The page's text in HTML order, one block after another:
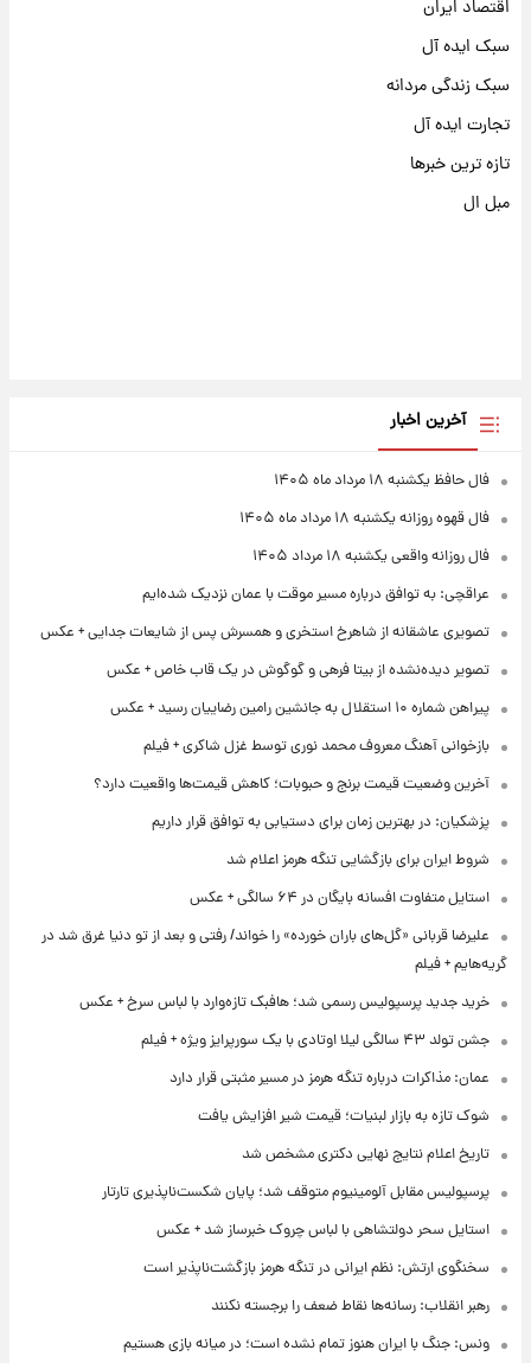
اقتصاد ایران
سبک ایده آل
سبک زندگی مردانه
تجارت ایده آل
تازه ترین خبرها
مبل ال
آخرین اخبار
فال حافظ یکشنبه ۱۸ مرداد ماه ۱۴۰۵
فال قهوه روزانه یکشنبه ۱۸ مرداد ماه ۱۴۰۵
فال روزانه واقعی یکشنبه ۱۸ مرداد ۱۴۰۵
عراقچی: به توافق درباره مسیر موقت با عمان نزدیک شده‌ایم
تصویری عاشقانه از شاهرخ استخری و همسرش پس از شایعات جدایی + عکس
تصویر دیده‌نشده از بیتا فرهی و گوگوش در یک قاب خاص + عکس
پیراهن شماره ۱۰ استقلال به جانشین رامین رضاییان رسید + عکس
بازخوانی آهنگ معروف محمد نوری توسط غزل شاکری + فیلم
آخرین وضعیت قیمت برنج و حبوبات؛ کاهش قیمت‌ها واقعیت دارد؟
پزشکیان: در بهترین زمان برای دستیابی به توافق قرار داریم
شروط ایران برای بازگشایی تنگه هرمز اعلام شد
استایل متفاوت افسانه بایگان در ۶۴ سالگی + عکس
علیرضا قربانی «گل‌های باران خورده» را خواند/ رفتی و بعد از تو دنیا غرق شد در
گریه‌هایم + فیلم
خرید جدید پرسپولیس رسمی شد؛ هافبک تازه‌وارد با لباس سرخ + عکس
جشن تولد ۴۳ سالگی لیلا اوتادی با یک سورپرایز ویژه + فیلم
عمان: مذاکرات درباره تنگه هرمز در مسیر مثبتی قرار دارد
شوک تازه به بازار لبنیات؛ قیمت شیر افزایش یافت
تاریخ اعلام نتایج نهایی دکتری مشخص شد
پرسپولیس مقابل آلومینیوم متوقف شد؛ پایان شکست‌ناپذیری تارتار
استایل سحر دولتشاهی با لباس چروک خبرساز شد + عکس
سخنگوی ارتش: نظم ایرانی در تنگه هرمز بازگشت‌ناپذیر است
رهبر انقلاب: رسانه‌ها نقاط ضعف را برجسته نکنند
ونس: جنگ با ایران هنوز تمام نشده است؛ در میانه بازی هستیم